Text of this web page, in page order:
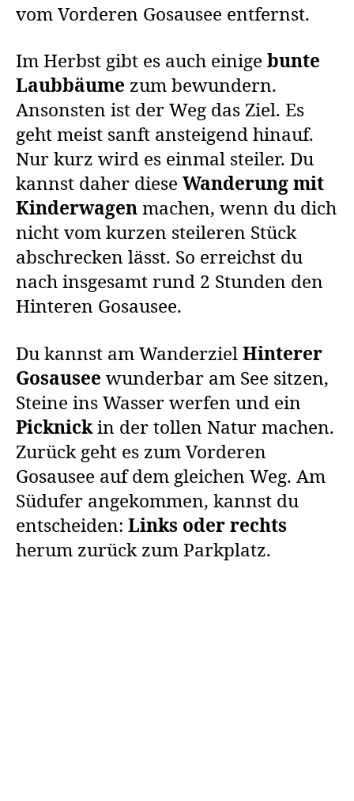
vom Vorderen Gosausee entfernst.
Im Herbst gibt es auch einige bunte
Laubbäume zum bewundern.
Ansonsten ist der Weg das Ziel. Es
geht meist sanft ansteigend hinauf.
Nur kurz wird es einmal steiler. Du
kannst daher diese Wanderung mit
Kinderwagen machen, wenn du dich
nicht vom kurzen steileren Stück
abschrecken lässt. So erreichst du
nach insgesamt rund 2 Stunden den
Hinteren Gosausee.
Du kannst am Wanderziel Hinterer
Gosausee wunderbar am See sitzen,
Steine ins Wasser werfen und ein
Picknickin der tollen Natur machen.
Zurück geht es zum Vorderen
Gosausee auf dem gleichen Weg. Am
Südufer angekommen, kannst du
entscheiden: Links oder rechts
herum zurück zum Parkplatz.